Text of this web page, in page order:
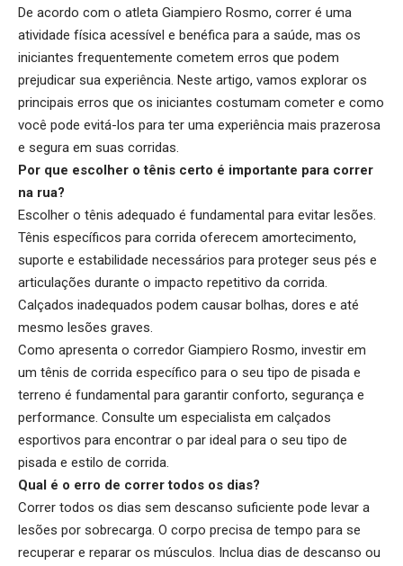
De acordo com o atleta Giampiero Rosmo, correr é uma
atividade física acessível e benéfica para a saúde, mas os
iniciantes frequentemente cometem erros que podem
prejudicar sua experiência. Neste artigo, vamos explorar os
principais erros que os iniciantes costumam cometer e como
você pode evitá-los para ter uma experiência mais prazerosa
e segura em suas corridas.
Por que escolher o tênis certo é importante para correr
na rua?
Escolher o tênis adequado é fundamental para evitar lesões.
Tênis específicos para corrida oferecem amortecimento,
suporte e estabilidade necessários para proteger seus pés e
articulações durante o impacto repetitivo da corrida.
Calçados inadequados podem causar bolhas, dores e até
mesmo lesões graves.
Como apresenta o corredor Giampiero Rosmo, investir em
um tênis de corrida específico para o seu tipo de pisada e
terreno é fundamental para garantir conforto, segurança e
performance. Consulte um especialista em calçados
esportivos para encontrar o par ideal para o seu tipo de
pisada e estilo de corrida.
Qual é o erro de correr todos os dias?
Correr todos os dias sem descanso suficiente pode levar a
lesões por sobrecarga. O corpo precisa de tempo para se
recuperar e reparar os músculos. Inclua dias de descanso ou